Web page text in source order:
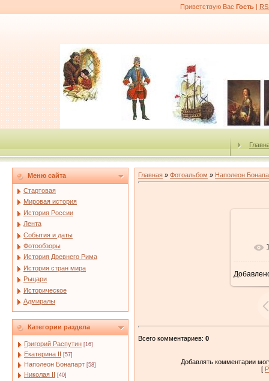
Приветствую Вас Гость |
Меню сайта
Стартовая
Мировая история
История России
Лента
События и даты
Фотообзоры
История Древнего Рима
История стран мира
Рыцари
Историческое
Адмиралы
Категории раздела
Григорий Распутин [16]
Екатерина II [57]
Наполеон Бонапарт [58]
Николая II [40]
Главная » Фотоальбом » Наполеон
Всего комментариев: 0
Добавлять комментарии
[